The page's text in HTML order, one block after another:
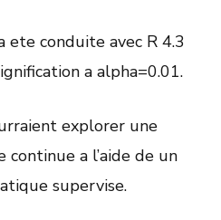
ete conduite avec R 4.3
a alpha=0.01.
explorer une
a l’aide de un
supervise.